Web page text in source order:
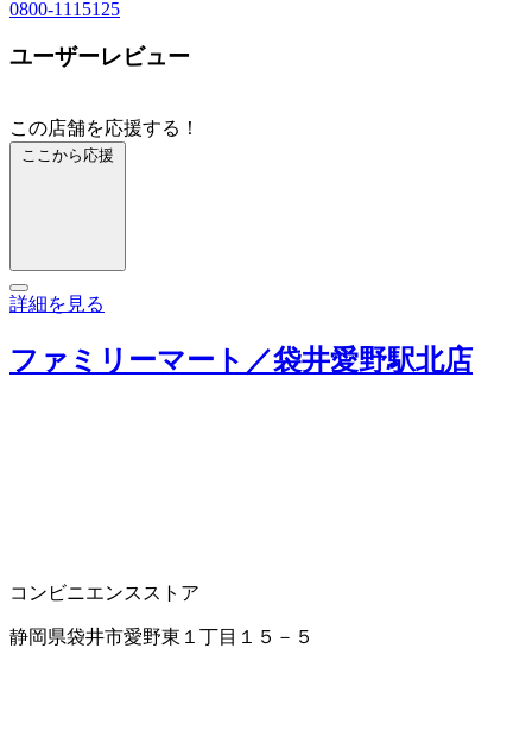
0800-1115125
ユーザーレビュー
この店舗を応援する！
ここから応援
詳細を見る
ファミリーマート／袋井愛野駅北店
コンビニエンスストア
静岡県袋井市愛野東１丁目１５－５